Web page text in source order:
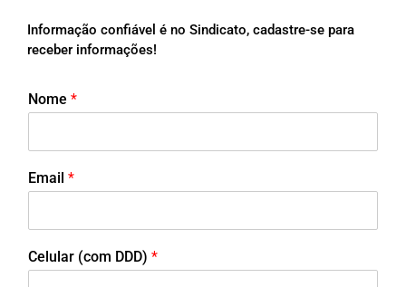
Informação confiável é no Sindicato, cadastre-se para
receber informações!
Nome *
Email *
Celular (com DDD) *